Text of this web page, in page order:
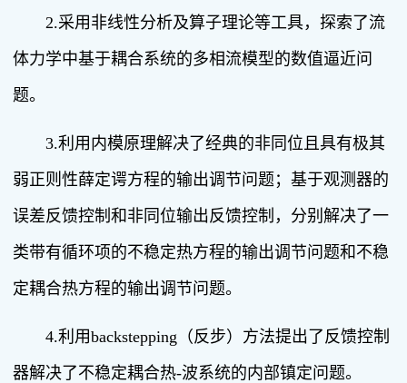
2.采用非线性分析及算子理论等工具，探索了流
体力学中基于耦合系统的多相流模型的数值逼近问
题。
3.利用内模原理解决了经典的非同位且具有极其
弱正则性薛定谔方程的输出调节问题；基于观测器的
误差反馈控制和非同位输出反馈控制，分别解决了一
类带有循环项的不稳定热方程的输出调节问题和不稳
定耦合热方程的输出调节问题。
4.利用backstepping（反步）方法提出了反馈控制
器解决了不稳定耦合热-波系统的内部镇定问题。